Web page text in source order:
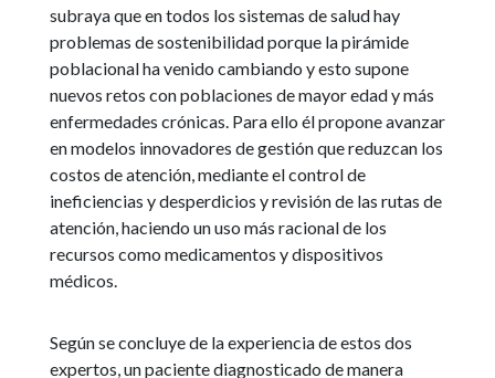
subraya que en todos los sistemas de salud hay
problemas de sostenibilidad porque la pirámide
poblacional ha venido cambiando y esto supone
nuevos retos con poblaciones de mayor edad y más
enfermedades crónicas. Para ello él propone avanzar
en modelos innovadores de gestión que reduzcan los
costos de atención, mediante el control de
ineficiencias y desperdicios y revisión de las rutas de
atención, haciendo un uso más racional de los
recursos como medicamentos y dispositivos
médicos.
Según se concluye de la experiencia de estos dos
expertos, un paciente diagnosticado de manera